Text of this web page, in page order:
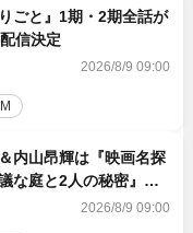
ごと』1期・2期全話が
信決定
2026/8/9 09:00
内山昂輝は『映画名探
な庭と2人の秘密』ゲ
2026/8/9 09:00